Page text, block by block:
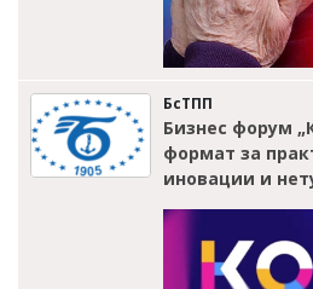
БсТПП
Бизнес форум
формат за
иновации и